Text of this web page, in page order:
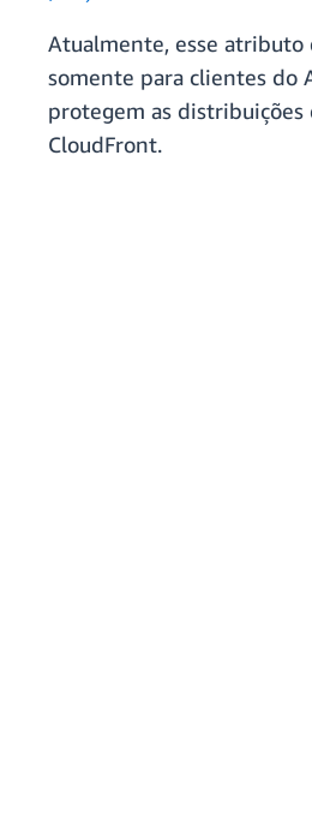
Atualmente, esse atributo
somente para clientes do
protegem as distribuições
CloudFront.